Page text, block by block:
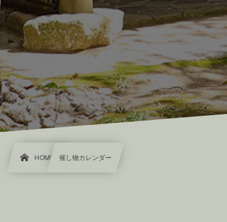
HOME 催し物カレンダー